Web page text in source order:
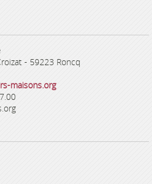
- 59223 Roncq
maisons.org